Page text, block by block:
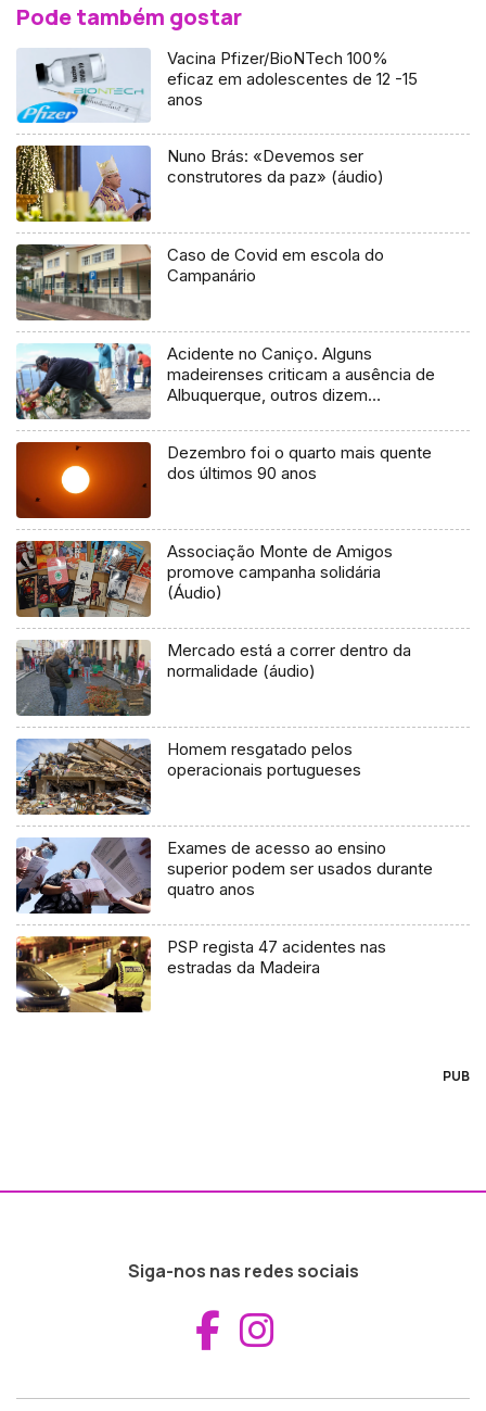
Pode também gostar
Vacina Pfizer/BioNTech 100%
eficaz em adolescentes de 12 -15
anos
Nuno Brás: «Devemos ser
construtores da paz» (áudio)
Caso de Covid em escola do
Campanário
Acidente no Caniço. Alguns
madeirenses criticam a ausência de
Albuquerque, outros dizem
Dezembro foi o quarto mais quente
dos últimos 90 anos
Associação Monte de Amigos
promove campanha solidária
(Áudio)
Mercado está a correr dentro da
normalidade (áudio)
Homem resgatado pelos
operacionais portugueses
Exames de acesso ao ensino
superior podem ser usados durante
quatro anos
PSP regista 47 acidentes nas
estradas da Madeira
PUB
Siga-nos nas redes sociais
Aceder ao